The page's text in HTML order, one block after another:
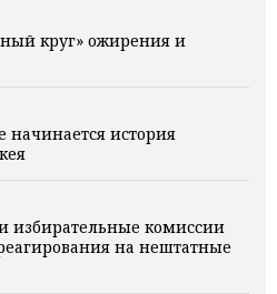
круг» ожирения и
начинается история
избирательные комиссии
на нештатные